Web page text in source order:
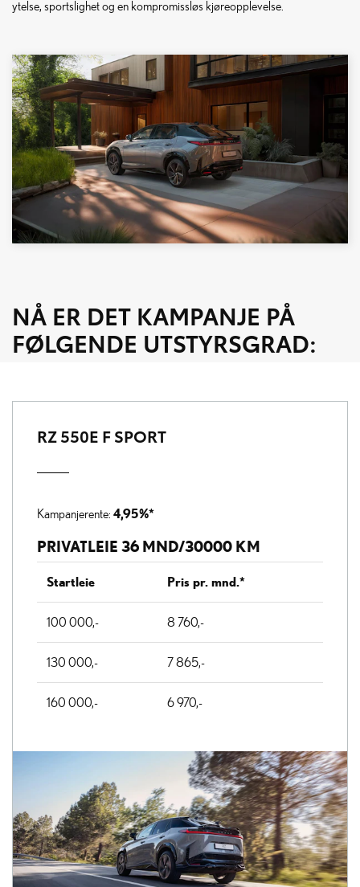
ytelse, sportslighet og en kompromissløs kjøreopplevelse.
NÅ ER DET KAMPANJE PÅ
FØLGENDE UTSTYRSGRAD:
RZ 550E F SPORT
Kampanjerente:4,95%*
PRIVATLEIE 36 MND/30000 KM
Startleie Pris pr. mnd.*
100 000,- 8 760,-
130 000,- 7 865,-
160 000,- 6 970,-